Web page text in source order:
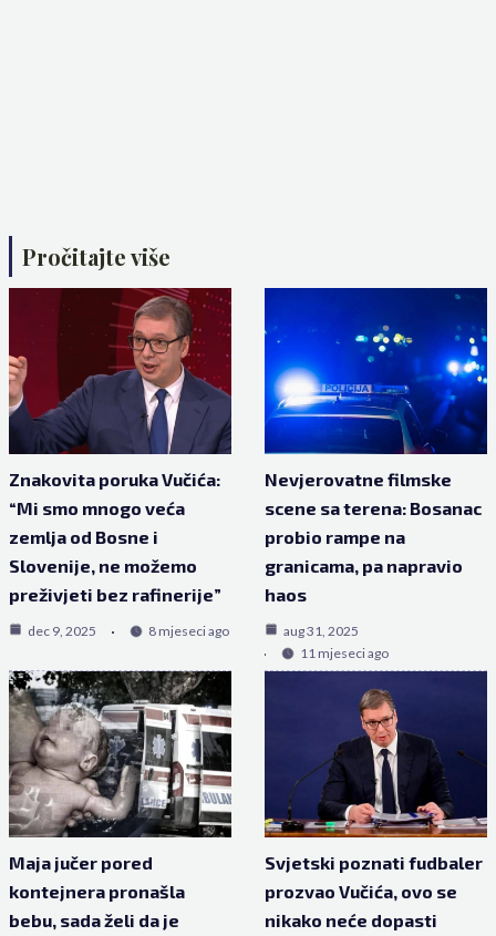
Pročitajte više
Znakovita poruka Vučića:
“Mi smo mnogo veća
zemlja od Bosne i
Slovenije, ne možemo
preživjeti bez rafinerije”
dec 9, 2025 8 mjeseci ago
Nevjerovatne filmske
scene sa terena: Bosanac
probio rampe na
granicama, pa napravio
haos
aug 31, 2025
11 mjeseci ago
Maja jučer pored
kontejnera pronašla
bebu, sada želi da je
Svjetski poznati fudbaler
prozvao Vučića, ovo se
nikako neće dopasti